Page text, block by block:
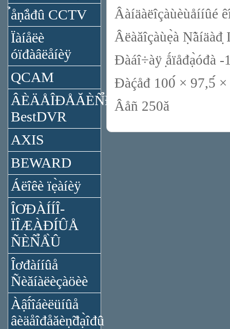
̉åṇ̃åđû CCTV
Ïàíåëè
óïđàâëåíèÿ
QCAM
ÂÈÄÅÎĐÅĂÈÑ̉ĐÀ̉ÎĐÛ
BestDVR
AXIS
BEWARD
Áëîêè ïẹ̀àíèÿ
ÎƠĐÀÍÍÎ-
ÏÎÆÀĐÍÛÅ
ÑÈÑ̉Å̀Û
Îơđàííûå
Ñèăíàëèçàöèè
Àậî́îáèëüíûå
âèäåîđåăèṇ̃đạ̀îđû
Âàíäàëîçàùèùåííûé
Âëàăîçàùẹ̀à Ṇ̃àíäàđ̣
Đàáî÷àÿ ̣ǻïåđạ̀óđà -
Đàḉåđ 100́́ × 97,5́́ ×
Âåñ 250ă